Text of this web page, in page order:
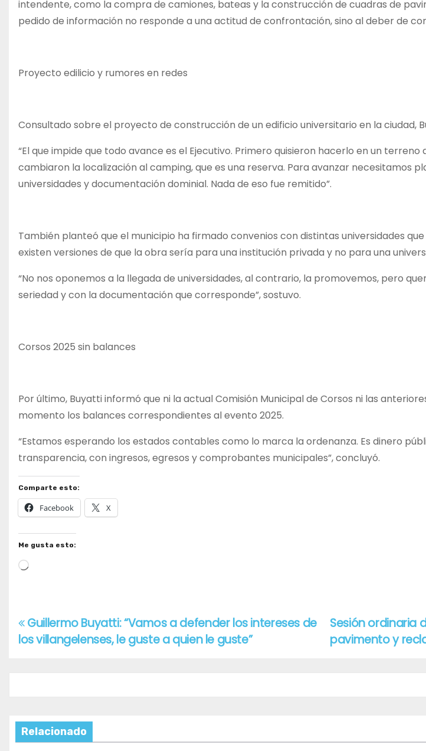
intendente, como la compra de camiones, bateas y la construcción de cuadras de
pedido de información no responde a una actitud de confrontación, sino al deber de
Proyecto edilicio y rumores en redes
Consultado sobre el proyecto de construcción de un edificio universitario en la ciudad,
“El que impide que todo avance es el Ejecutivo. Primero quisieron hacerlo en un terreno
cambiaron la localización al camping, que es una reserva. Para avanzar necesitamos
universidades y documentación dominial. Nada de eso fue remitido”.
También planteó que el municipio ha firmado convenios con distintas universidades
existen versiones de que la obra sería para una institución privada y no para una
“No nos oponemos a la llegada de universidades, al contrario, la promovemos, pero
seriedad y con la documentación que corresponde”, sostuvo.
Corsos 2025 sin balances
Por último, Buyatti informó que ni la actual Comisión Municipal de Corsos ni las
momento los balances correspondientes al evento 2025.
“Estamos esperando los estados contables como lo marca la ordenanza. Es dinero
transparencia, con ingresos, egresos y comprobantes municipales”, concluyó.
Comparte esto:
Facebook X
Me gusta esto:
Cargando...
Navegación
de
Sesión ordinaria
pavimento y
Guillermo Buyatti: “Vamos a defender los intereses de
los villangelenses, le guste a quien le guste”
Relacionado